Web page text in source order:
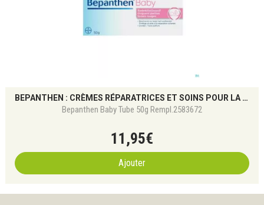
BEPANTHEN : CRÈMES RÉPARATRICES ET SOINS POUR LA PEAU IRRITÉE
Bepanthen Baby Tube 50g Rempl.2583672
11 ,95€
Ajouter